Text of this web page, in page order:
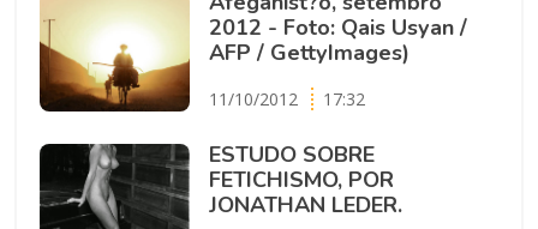
2012 - Foto: Qais Usyan /
AFP / GettyImages)
11/10/2012 17:32
ESTUDO SOBRE
FETICHISMO, POR
JONATHAN LEDER.